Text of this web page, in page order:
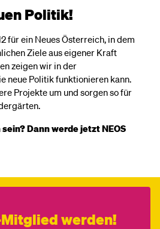
Politik!
für ein Neues Österreich, in dem
Ziele aus eigener Kraft
zeigen wir in der
neue Politik funktionieren kann.
Projekte um und sorgen so für
Dann werde jetzt NEOS
werden!